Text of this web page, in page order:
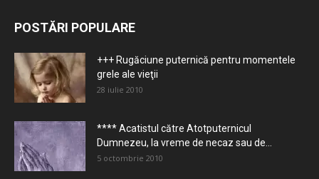
POSTĂRI POPULARE
+++ Rugăciune puternică pentru momentele
grele ale vieţii
28 iulie 2010
**** Acatistul către Atotputernicul
Dumnezeu, la vreme de necaz sau de...
5 octombrie 2010